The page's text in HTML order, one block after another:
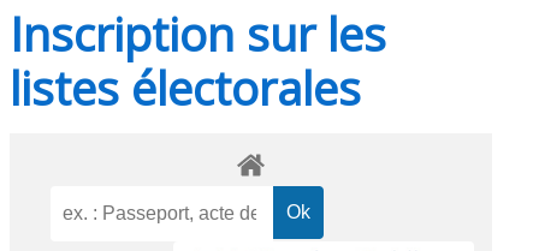
Inscription sur les
listes électorales